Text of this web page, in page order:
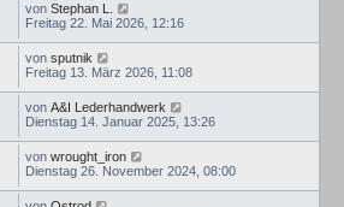
von Stephan L.
Freitag 22. Mai 2026, 12:16
von sputnik
Freitag 13. März 2026, 11:08
von A&I Lederhandwerk
Dienstag 14. Januar 2025, 13:26
von wrought_iron
Dienstag 26. November 2024, 08:00